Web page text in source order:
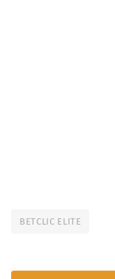
BETCLIC ELITE